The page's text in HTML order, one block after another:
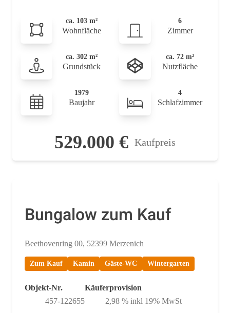
Extras!ca. 103 m²
Wohnfläche
6
Zimmer
ca. 302 m²
Grundstück
ca. 72 m²
Nutzfläche
1979
Baujahr
4
Schlafzimmer
529.000 € Kaufpreis
Bungalow zum Kauf
Beethovenring 00, 52399 Merzenich
Zum Kauf Kamin Gäste-WC Wintergarten
Objekt-Nr.
457-122655
Käuferprovision
2,98 % inkl 19% MwSt